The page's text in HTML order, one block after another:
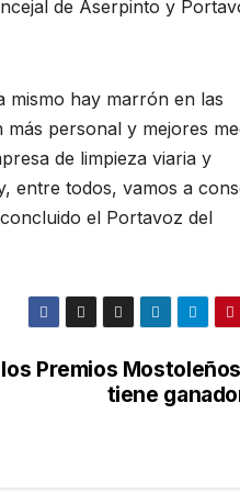
de Aserpinto y
mismo hay marrón en las
personal y mejores
de limpieza viaria y
entre todos, vamos a
el Portavoz del
Premios
tiene